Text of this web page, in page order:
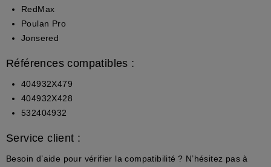
RedMax
Poulan Pro
Jonsered
Références compatibles :
404932X479
404932X428
532404932
Service client :
Besoin d’aide pour vérifier la compatibilité ? N’hésitez pas à